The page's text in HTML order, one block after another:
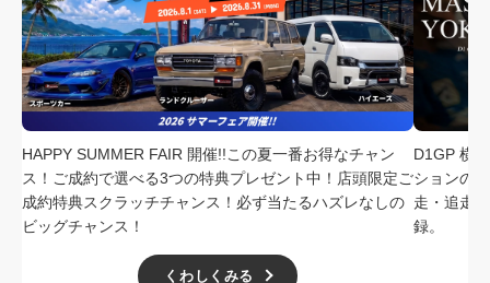
HAPPY SUMMER FAIR 開催!!この夏一番お得なチャン
ス！ご成約で選べる3つの特典プレゼント中！店頭限定ご
成約特典スクラッチチャンス！必ず当たるハズレなしの
ビッグチャンス！
くわしくみる
D1GP 横
ションの
走・追走
録。